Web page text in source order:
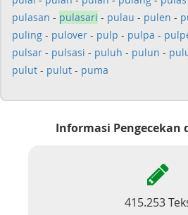
pulasan - pulasari - pulau - pulen -
puling - pulover - pulp - pulpa -
pulsar - pulsasi - puluh - pulun -
pulut - pulut - puma
Informasi Pengecekan
415.253